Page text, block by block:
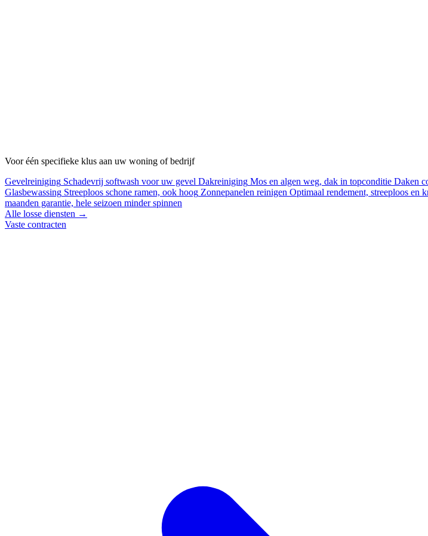
Voor één specifieke klus aan uw woning of bedrijf
Gevelreiniging Schadevrij softwash voor uw gevel Dakreiniging Mos en algen weg, dak in topconditie Daken
Glasbewassing Streeploos schone ramen, ook hoog Zonnepanelen reinigen Optimaal rendement, streeploos en
maanden garantie, hele seizoen minder spinnen
Alle losse diensten →
Vaste contracten